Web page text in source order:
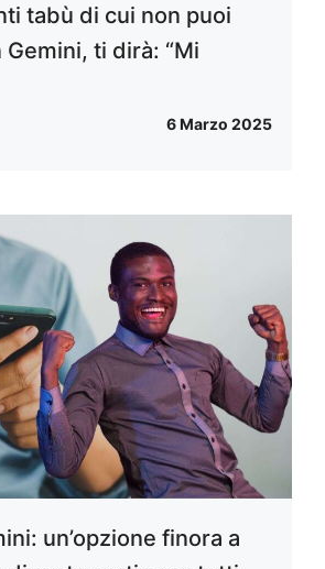
tabù di cui non puoi
ti dirà: “Mi
6 Marzo 2025
un’opzione finora a